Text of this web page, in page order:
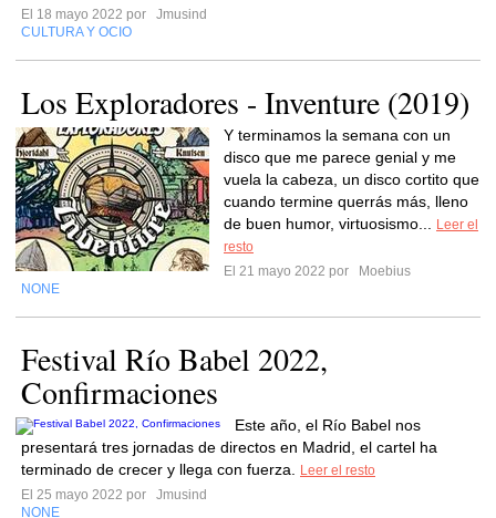
El 18 mayo 2022 por
Jmusind
CULTURA Y OCIO
Los Exploradores - Inventure (2019)
Y terminamos la semana con un
disco que me parece genial y me
vuela la cabeza, un disco cortito que
cuando termine querrás más, lleno
de buen humor, virtuosismo...
Leer el
resto
El 21 mayo 2022 por
Moebius
NONE
Festival Río Babel 2022,
Confirmaciones
Este año, el Río Babel nos
presentará tres jornadas de directos en Madrid, el cartel ha
terminado de crecer y llega con fuerza.
Leer el resto
El 25 mayo 2022 por
Jmusind
NONE